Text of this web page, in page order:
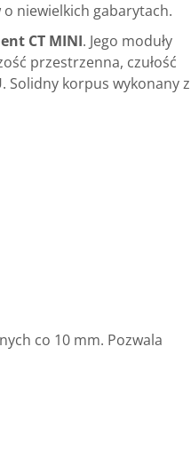
niewielkich gabarytach.
CT MINI. Jego moduły
przestrzenna, czułość
korpus wykonany z
co 10 mm. Pozwala